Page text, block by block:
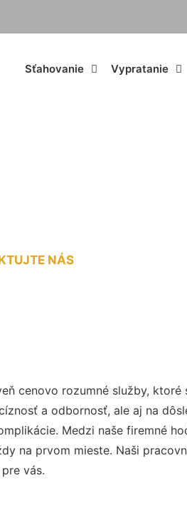
Sťahovanie Vypratanie
NÁS
cenovo rozumné služby,
a odbornosť, ale aj na
Medzi naše firemné
na prvom mieste. Naši
vás.